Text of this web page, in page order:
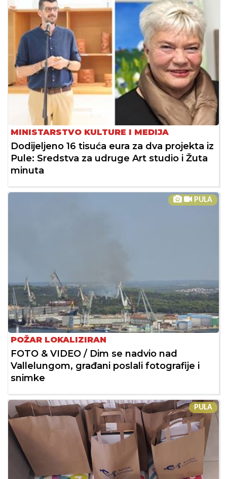
MINISTARSTVO KULTURE I MEDIJA
Dodijeljeno 16 tisuća eura za dva projekta iz
Pule: Sredstva za udruge Art studio i Žuta
minuta
PULA
POŽAR LOKALIZIRAN
FOTO & VIDEO / Dim se nadvio nad
Vallelungom, građani poslali fotografije i
snimke
PULA